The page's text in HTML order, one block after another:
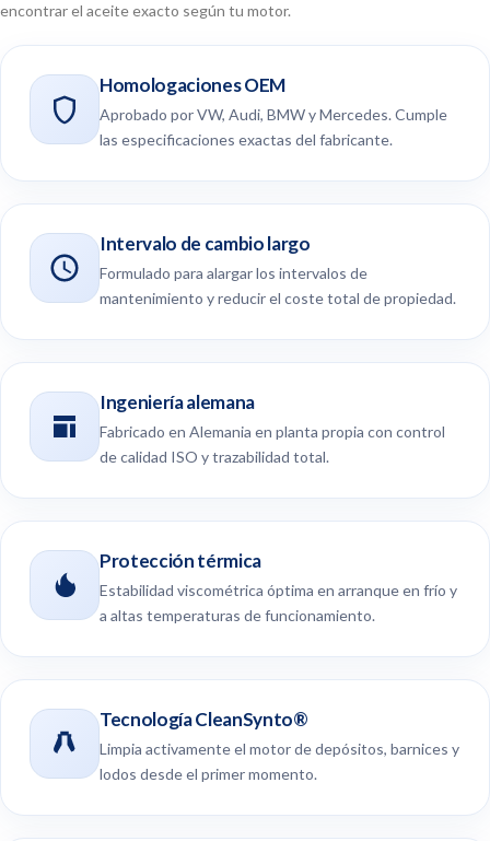
encontrar el aceite exacto según tu motor.
Homologaciones OEM
Aprobado por VW, Audi, BMW y Mercedes. Cumple
las especificaciones exactas del fabricante.
Intervalo de cambio largo
Formulado para alargar los intervalos de
mantenimiento y reducir el coste total de propiedad.
Ingeniería alemana
Fabricado en Alemania en planta propia con control
de calidad ISO y trazabilidad total.
Protección térmica
Estabilidad viscométrica óptima en arranque en frío y
a altas temperaturas de funcionamiento.
Tecnología CleanSynto®
Limpia activamente el motor de depósitos, barnices y
lodos desde el primer momento.